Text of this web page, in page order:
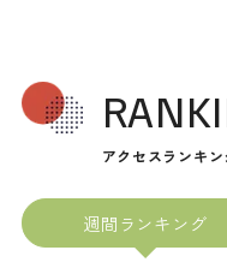
アクセスランキン
週間ランキング